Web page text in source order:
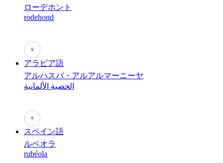
ローデホント
rodehond
♥
アラビア語
アルハスバ・アルアルマーニーヤ
الحصبة الألمانية
♥
スペイン語
ルベオラ
rubéola